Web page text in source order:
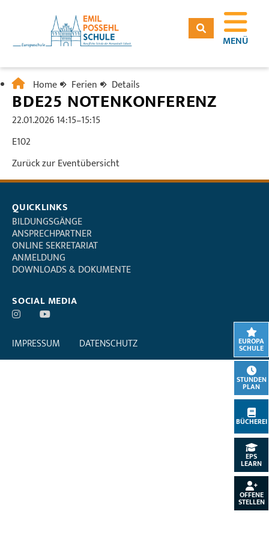
EUROPA
SCHULE
STUNDEN
PLAN
BÜCHEREI
EPS
LEARN
OFFENE
STELLEN
MENÜ
Home Ferien Details
BDE25 NOTENKONFERENZ
22.01.2026 14:15–15:15
E102
Zurück zur Eventübersicht
QUICKLINKS
BILDUNGSGÄNGE
ANSPRECHPARTNER
ONLINE SEKRETARIAT
ANMELDUNG
DOWNLOADS & DOKUMENTE
SOCIAL MEDIA
IMPRESSUM DATENSCHUTZ